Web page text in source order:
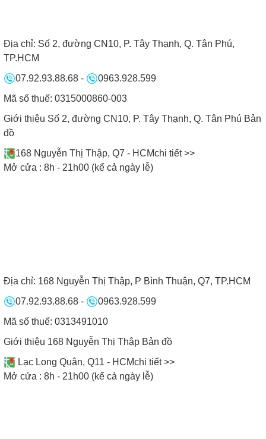
• Sau khi nấu nướng xong không nên rút dây nguồn
của bếp ra liền, như vậy sẽ làm giảm tuổi thọ của
bếp.
ĐỘI NGŨ NHÂN VIÊN BẾP NAM ANH
Địa chỉ: Số 2, đường CN10, P. Tây Thạnh, Q. Tân Phú,
TP.HCM
07.92.93.88.68 -
0963.928.599
Mã số thuế: 0315000860-003
Giới thiệu Số 2, đường CN10, P. Tây Thạnh, Q. Tân Phú Bản
đồ
168 Nguyễn Thị Thập, Q7 - HCMchi tiết >>
Mở cửa : 8h - 21h00 (kể cả ngày lễ)
Địa chỉ: 168 Nguyễn Thị Thập, P Bình Thuận, Q7, TP.HCM
07.92.93.88.68 -
0963.928.599
Mã số thuế: 0313491010
Giới thiệu 168 Nguyễn Thị Thập Bản đồ
Lạc Long Quân, Q11 - HCMchi tiết >>
Mở cửa : 8h - 21h00 (kể cả ngày lễ)